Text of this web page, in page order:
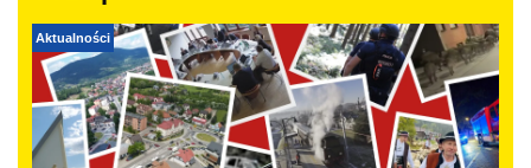
Aktualności